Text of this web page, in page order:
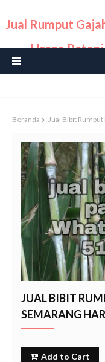
Jual Rumput
Harga
Beranda Jual Bibit
JUAL BIBIT
SEMARANG
Add to Cart